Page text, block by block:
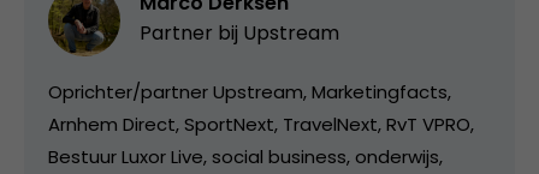
Partner bij Upstream
Oprichter/partner Upstream, Marketingfacts,
Arnhem Direct, SportNext, TravelNext, RvT VPRO,
Bestuur Luxor Live, social business, onderwijs,